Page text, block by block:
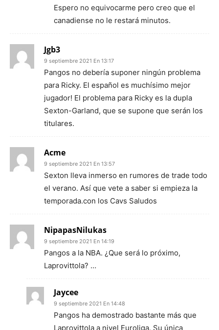
Espero no equivocarme pero creo que el
canadiense no le restará minutos.
Jgb3
9 septiembre 2021 En 13:17
Pangos no debería suponer ningún problema
para Ricky. El español es muchísimo mejor
jugador! El problema para Ricky es la dupla
Sexton-Garland, que se supone que serán los
titulares.
Acme
9 septiembre 2021 En 13:57
Sexton lleva inmerso en rumores de trade todo
el verano. Así que vete a saber si empieza la
temporada.con los Cavs Saludos
NipapasNilukas
9 septiembre 2021 En 14:19
Pangos a la NBA. ¿Que será lo próximo,
Laprovittola? …
Jaycee
9 septiembre 2021 En 14:48
Pangos ha demostrado bastante más que
Laprovittola a nivel Euroliga. Su única